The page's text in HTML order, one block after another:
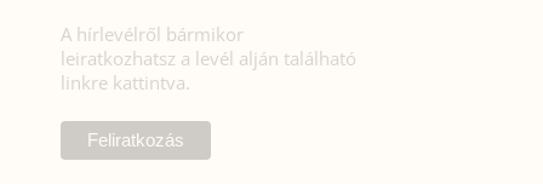
A hírlevélről bármikor
leiratkozhatsz a levél alján található
linkre kattintva.